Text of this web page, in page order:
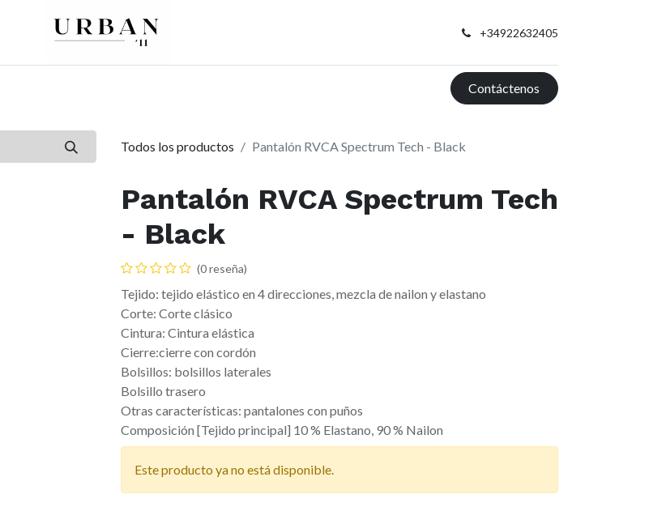
+34922632405
Contáctenos
Todos los productos Pantalón RVCA Spectrum Tech - Black
Pantalón RVCA Spectrum Tech
- Black
(0 reseña)
Tejido: tejido elástico en 4 direcciones, mezcla de nailon y elastano
Corte: Corte clásico
Cintura: Cintura elástica
Cierre:cierre con cordón
Bolsillos: bolsillos laterales
Bolsillo trasero
Otras características: pantalones con puños
Composición [Tejido principal] 10 % Elastano, 90 % Nailon
Este producto ya no está disponible.